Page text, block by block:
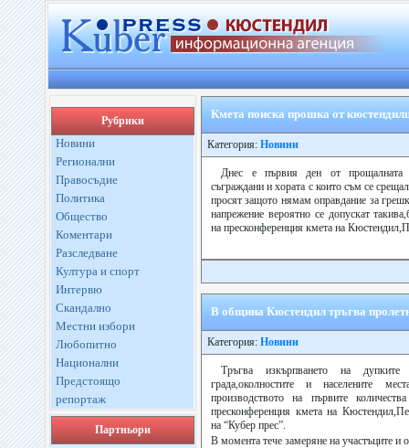
Рубрики
Новини
Регионални
Правосъдие
Политика
Общество
Коментари
Разследване
Култура и спорт
Интервю
Скандално
Местни избори
Любопитно
Национални
Предстоящо
репортаж
Партньори
Кмета поиска прошка от
Категория: Новини
Днес е първия ден от прощалната
съграждани и хората с които съм се
просят защото нямам оправдание за
напрежение вероятно се допускат
на пресконференция кмета на
В община Кюстендил тръгва
Категория: Новини
Тръгва изкърпването на
града,околностите и населените
производството на първите
пресконференция кмета на
на “Кубер прес”.
В момента тече замеряне на участъците и